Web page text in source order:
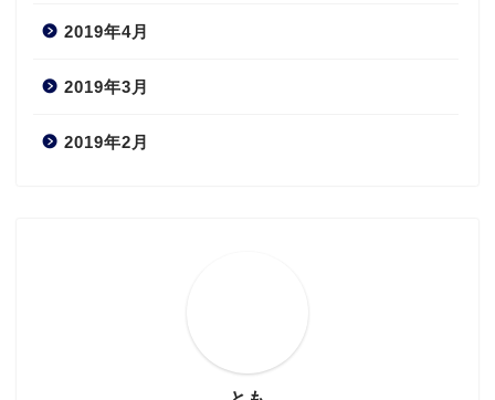
2019年4月
2019年3月
2019年2月